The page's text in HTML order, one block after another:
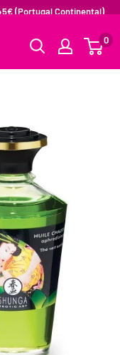
(Portugal Continental)
0